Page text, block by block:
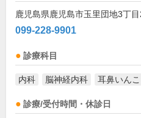
鹿児島県鹿児島市玉里団地3丁
099-228-9901
診療科目
内科 脳神経内科 耳鼻いん
診療/受付時間・休診日